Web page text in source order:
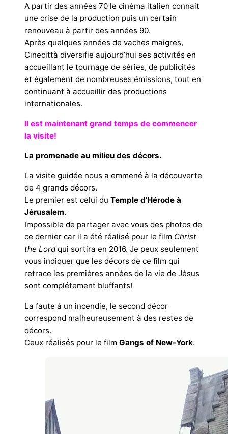
A partir des années 70 le cinéma italien connait
une crise de la production puis un certain
renouveau à partir des années 90.
Après quelques années de vaches maigres,
Cinecittà diversifie aujourd’hui ses activités en
accueillant le tournage de séries, de publicités
et également de nombreuses émissions, tout en
continuant à accueillir des productions
internationales.
Il est maintenant grand temps de commencer
la visite!
La promenade au milieu des décors.
La visite guidée nous a emmené à la découverte
de 4 grands décors.
Le premier est celui du Temple d’Hérode à
Jérusalem.
Impossible de partager avec vous des photos de
ce dernier car il a été réalisé pour le film Christ
the Lordqui sortira en 2016. Je peux seulement
vous indiquer que les décors de ce film qui
retrace les premières années de la vie de Jésus
sont complétement bluffants!
La faute à un incendie, le second décor
correspond malheureusement à des restes de
décors.
Ceux réalisés pour le film Gangs of New-York.